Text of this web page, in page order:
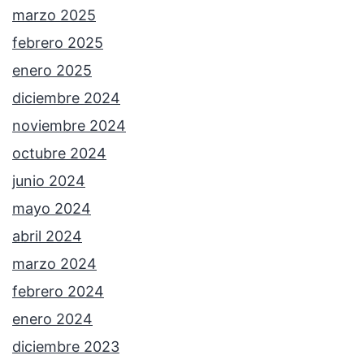
marzo 2025
febrero 2025
enero 2025
diciembre 2024
noviembre 2024
octubre 2024
junio 2024
mayo 2024
abril 2024
marzo 2024
febrero 2024
enero 2024
diciembre 2023